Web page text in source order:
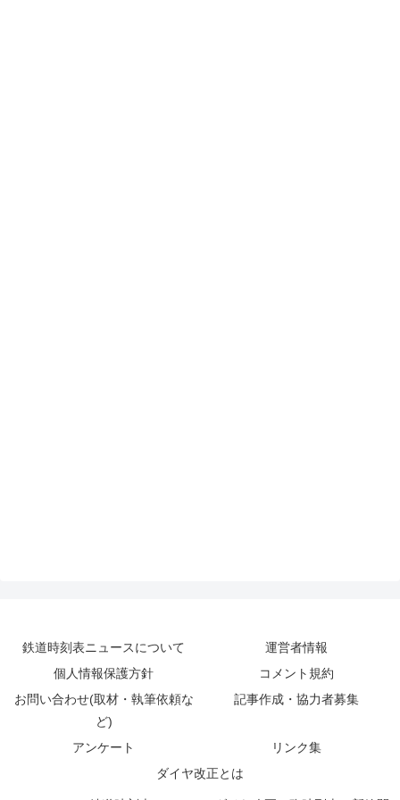
鉄道時刻表ニュースについて
運営者情報
個人情報保護方針
コメント規約
お問い合わせ(取材・執筆依頼な
ど)
記事作成・協力者募集
アンケート
リンク集
ダイヤ改正とは